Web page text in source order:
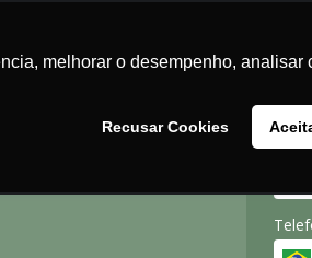
melhorar o desempenho,
Recusar Cookies
📞 (21) 2416-